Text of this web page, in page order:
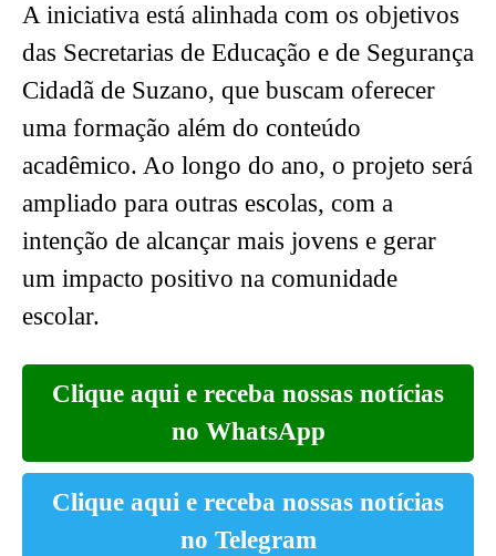
A iniciativa está alinhada com os objetivos
das Secretarias de Educação e de Segurança
Cidadã de Suzano, que buscam oferecer
uma formação além do conteúdo
acadêmico. Ao longo do ano, o projeto será
ampliado para outras escolas, com a
intenção de alcançar mais jovens e gerar
um impacto positivo na comunidade
escolar.
Clique aqui e receba nossas notícias
no WhatsApp
Clique aqui e receba nossas notícias
no Telegram